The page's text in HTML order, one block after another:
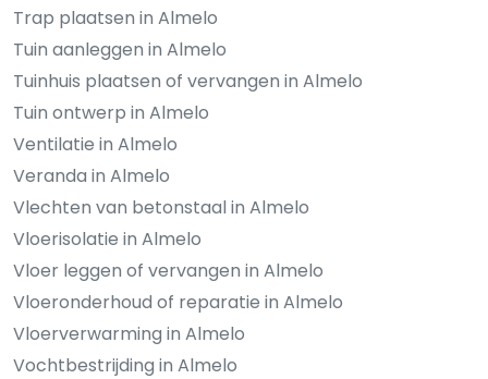
Trap plaatsen in Almelo
Tuin aanleggen in Almelo
Tuinhuis plaatsen of vervangen in Almelo
Tuin ontwerp in Almelo
Ventilatie in Almelo
Veranda in Almelo
Vlechten van betonstaal in Almelo
Vloerisolatie in Almelo
Vloer leggen of vervangen in Almelo
Vloeronderhoud of reparatie in Almelo
Vloerverwarming in Almelo
Vochtbestrijding in Almelo